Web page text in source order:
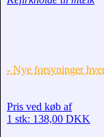
- Nye forsyninger
Pris ved køb af
1 stk: 138,00 DKK